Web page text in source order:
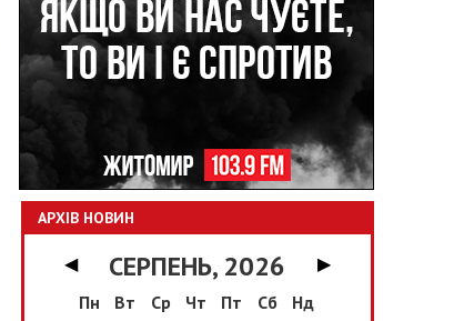
АРХІВ НОВИН
◀ СЕРПЕНЬ, 2026
▶
Пн
Вт Ср Чт Пт Сб
Нд